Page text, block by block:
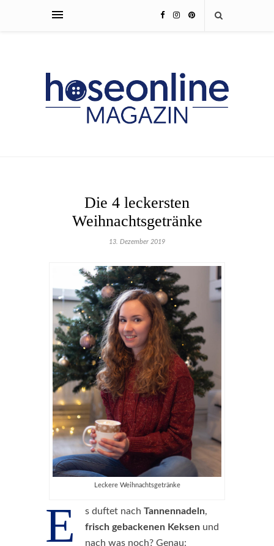
Die 4 leckersten
Weihnachtsgetränke
13. Dezember 2019
Leckere Weihnachtsgetränke
E s duftet nach Tannennadeln,
frisch gebackenen Keksen und
nach was noch? Genau: